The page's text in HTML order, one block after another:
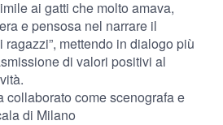
ai gatti che molto amava,
e pensosa nel narrare il
mettendo in dialogo più
di valori positivi al
collaborato come scenografa e
di Milano